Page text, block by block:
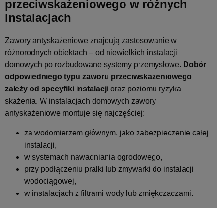
przeciwskażeniowego w różnych
instalacjach
Zawory antyskażeniowe znajdują zastosowanie w
różnorodnych obiektach – od niewielkich instalacji
domowych po rozbudowane systemy przemysłowe. Dobór
odpowiedniego typu zaworu przeciwskażeniowego
zależy od specyfiki instalacji oraz poziomu ryzyka
skażenia. W instalacjach domowych zawory
antyskażeniowe montuje się najczęściej:
za wodomierzem głównym, jako zabezpieczenie całej
instalacji,
w systemach nawadniania ogrodowego,
przy podłączeniu pralki lub zmywarki do instalacji
wodociągowej,
w instalacjach z filtrami wody lub zmiękczaczami.